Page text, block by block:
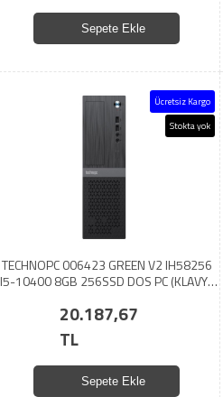
Sepete Ekle
Ücretsiz Kargo
Stokta yok
TECHNOPC 006423 GREEN V2 IH58256
I5-10400 8GB 256SSD DOS PC (KLAVYE
20.187,67
TL
Sepete Ekle